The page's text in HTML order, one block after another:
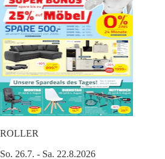
ROLLER
So. 26.7. - Sa. 22.8.2026